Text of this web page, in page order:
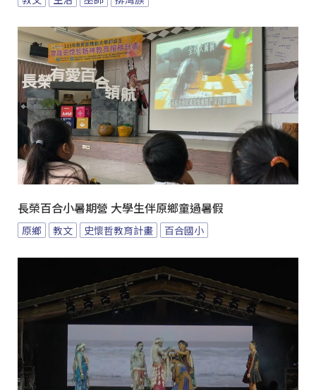
長榮百合小暑期營 大學生伴原鄉童過暑假
原鄉 教文 史懷哲教育計畫 百合國小